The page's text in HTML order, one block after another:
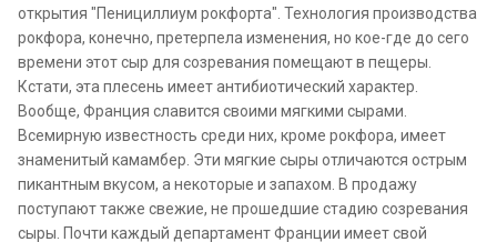
открытия "Пенициллиум рокфорта". Технология производства
рокфора, конечно, претерпела изменения, но кое-где до сего
времени этот сыр для созревания помещают в пещеры.
Кстати, эта плесень имеет антибиотический характер.
Вообще, Франция славится своими мягкими сырами.
Всемирную известность среди них, кроме рокфора, имеет
знаменитый камамбер. Эти мягкие сыры отличаются острым
пикантным вкусом, а некоторые и запахом. В продажу
поступают также свежие, не прошедшие стадию созревания
сыры. Почти каждый департамент Франции имеет свой